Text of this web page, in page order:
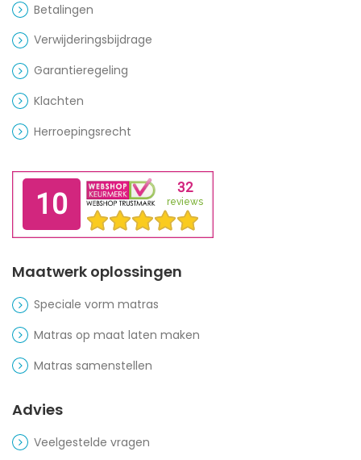
Betalingen
Verwijderingsbijdrage
Garantieregeling
Klachten
Herroepingsrecht
Maatwerk oplossingen
Speciale vorm matras
Matras op maat laten maken
Matras samenstellen
Advies
Veelgestelde vragen